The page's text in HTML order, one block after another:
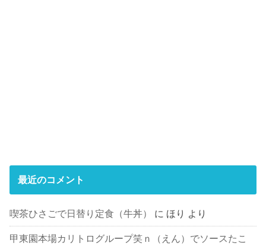
最近のコメント
喫茶ひさごで日替り定食（牛丼） に ほり より
甲東園本場カリトログループ笑ｎ（えん）でソースたこ